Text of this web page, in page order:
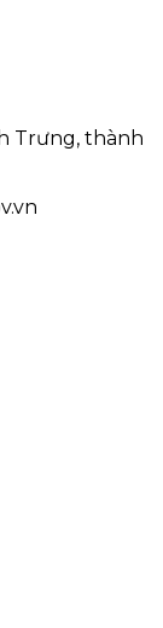
Trưng, thành